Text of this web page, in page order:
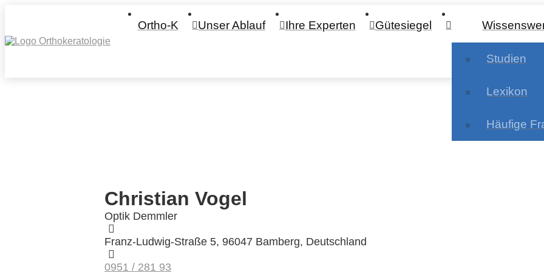
Ortho-K Unser Ablauf Ihre Experten Gütesiegel
Studien
Lexikon
Häufige
Christian Vogel
Optik Demmler
Franz-Ludwig-Straße 5, 96047 Bamberg, Deutschland
0951 / 281 93